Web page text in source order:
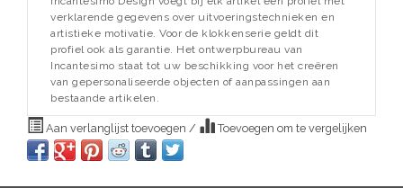
verklarende gegevens over uitvoeringstechnieken en
artistieke motivatie. Voor de klokkenserie geldt dit
profiel ook als garantie. Het ontwerpbureau van
Incantesimo staat tot uw beschikking voor het creëren
van gepersonaliseerde objecten of aanpassingen aan
bestaande artikelen.
Aan verlanglijst toevoegen / Toevoegen om te vergelijken